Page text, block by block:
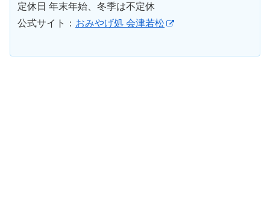
定休日 年末年始、冬季は不定休
公式サイト： おみやげ処 会津若松